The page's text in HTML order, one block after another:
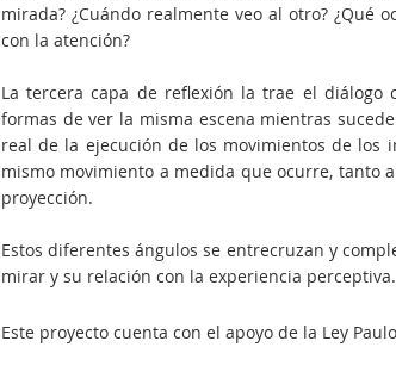
mirada? ¿Cuándo realmente veo al otro? ¿Qué
con la atención?
La tercera capa de reflexión la trae el diálogo
formas de ver la misma escena mientras
real de la ejecución de los movimientos de
mismo movimiento a medida que ocurre, tanto
proyección.
Estos diferentes ángulos se entrecruzan y
mirar y su relación con la experiencia perceptiva.
Este proyecto cuenta con el apoyo de la Ley